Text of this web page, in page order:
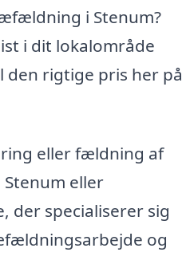
i Stenum?
i dit lokalområde
rigtige pris her på
eller fældning af
eller
der specialiserer sig
og